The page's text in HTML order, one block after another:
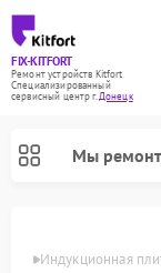
FIX-KITFORT
Ремонт устройств Kitfort
Специализированный
cервисный центр г.Донецк
Мы
Индукционная